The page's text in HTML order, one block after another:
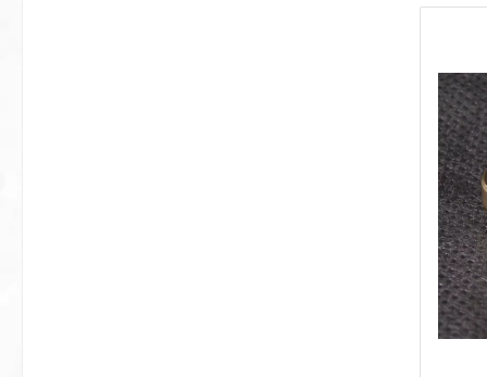
folgende
folgende
0,5mm
Neutrale